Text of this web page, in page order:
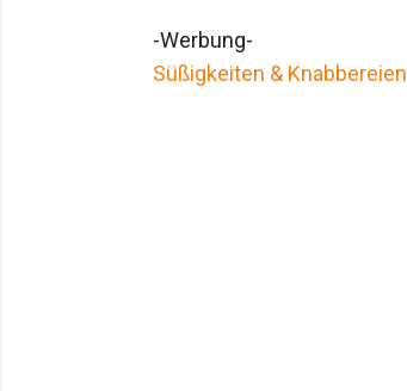
-Werbung-
Süßigkeiten & Knabbereien